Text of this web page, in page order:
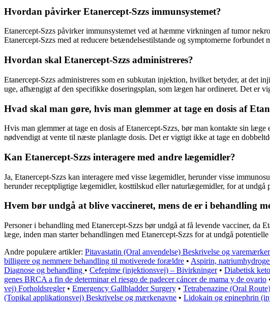
Hvordan påvirker Etanercept-Szzs immunsystemet?
Etanercept-Szzs påvirker immunsystemet ved at hæmme virkningen af tumor
Etanercept-Szzs med at reducere betændelsestilstande og symptomerne
Hvordan skal Etanercept-Szzs administreres?
Etanercept-Szzs administreres som en subkutan injektion, hvilket betyder, at det
uge, afhængigt af den specifikke doseringsplan, som lægen har ordineret. Det er
Hvad skal man gøre, hvis man glemmer at tage en dosis af
Hvis man glemmer at tage en dosis af Etanercept-Szzs, bør man kontakte sin
nødvendigt at vente til næste planlagte dosis. Det er vigtigt ikke at tage en
Kan Etanercept-Szzs interagere med andre lægemidler?
Ja, Etanercept-Szzs kan interagere med visse lægemidler, herunder visse
herunder receptpligtige lægemidler, kosttilskud eller naturlægemidler, for at undgå
Hvem bør undgå at blive vaccineret, mens de er i behandling
Personer i behandling med Etanercept-Szzs bør undgå at få levende vacciner, da
læge, inden man starter behandlingen med Etanercept-Szzs for at undgå
Andre populære artikler: Pitavastatin (Oral anvendelse) Beskrivelse og varemærker
billigere og nemmere behandling til motiverede forældre • Aspirin,
Diagnose og behandling • Cefepime (injektionsvej) – Bivirkninger• Diabetisk
genes BRCA a fin de determinar el riesgo de padecer cáncer de mama y de ovario
vej) Forholdsregler• Emergency Gallbladder Surgery • Tetrabenazine (Oral
(Topikal applikationsvej) Beskrivelse og mærkenavne • Lidokain og epinephrin